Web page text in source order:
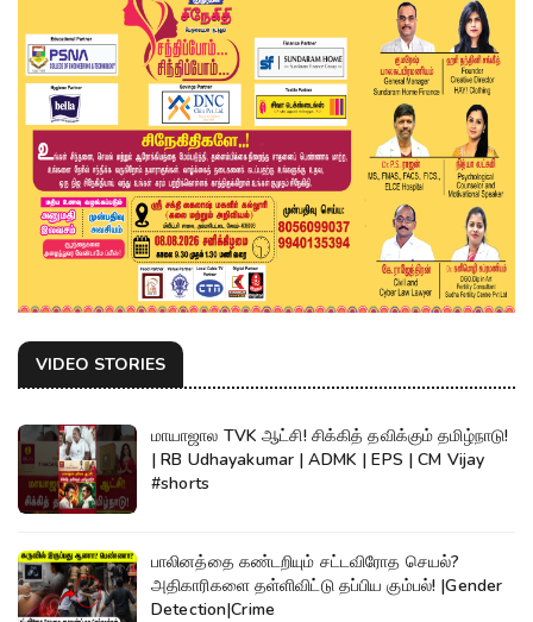
VIDEO STORIES
மாயாஜால TVK ஆட்சி! சிக்கித் தவிக்கும் தமிழ்நாடு!
| RB Udhayakumar | ADMK | EPS | CM Vijay
#shorts
பாலினத்தை கண்டறியும் சட்டவிரோத செயல்?
அதிகாரிகளை தள்ளிவிட்டு தப்பிய கும்பல்! |Gender
Detection|Crime